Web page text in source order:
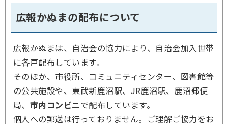
広報かぬまの配布について
広報かぬまは、自治会の協力により、自治会加入世帯
に各戸配布しています。
そのほか、市役所、コミュニティセンター、図書館等
の公共施設や、東武新鹿沼駅、JR鹿沼駅、鹿沼郵便
局、 市内コンビニで配布しています。
個人への郵送は行っておりません。ご理解ご協力をお